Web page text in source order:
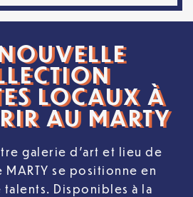
LOCAUX À
AU MARTY
galerie d’art et lieu de
se positionne en
Disponibles à la